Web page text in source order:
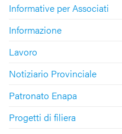
Informative per Associati
Informazione
Lavoro
Notiziario Provinciale
Patronato Enapa
Progetti di filiera